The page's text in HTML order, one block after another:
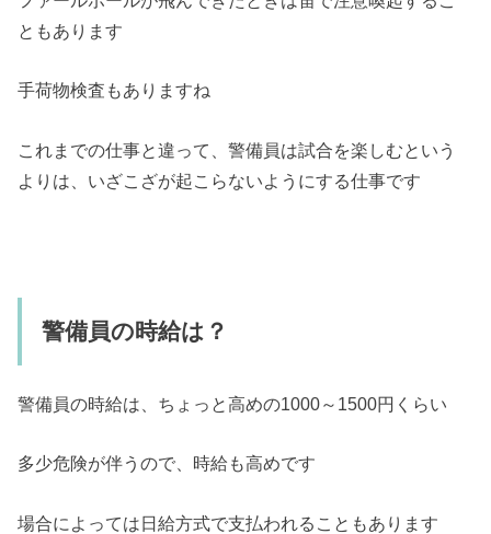
ともあります
手荷物検査もありますね
これまでの仕事と違って、警備員は試合を楽しむという
よりは、いざこざが起こらないようにする仕事です
警備員の時給は？
警備員の時給は、ちょっと高めの1000～1500円くらい
多少危険が伴うので、時給も高めです
場合によっては日給方式で支払われることもあります